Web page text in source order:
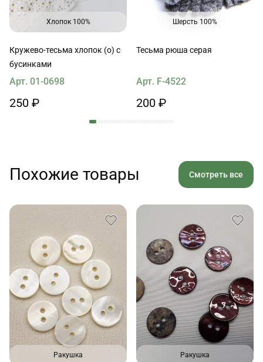
Хлопок 100%
Кружево-тесьма хлопок (о) с
бусинками
Арт. 01-0698
250 ₽
Шерсть 100%
Тесьма рюша серая
Арт. F-4522
200 ₽
Похожие товары Смотреть все
Ракушка Ракушка